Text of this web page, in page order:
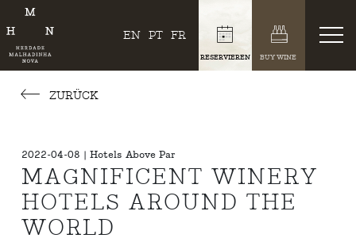
EN PT FR
RESERVIEREN BUY WINE
ZURÜCK
2022-04-08 | Hotels Above Par
MAGNIFICENT WINERY
HOTELS AROUND THE
WORLD